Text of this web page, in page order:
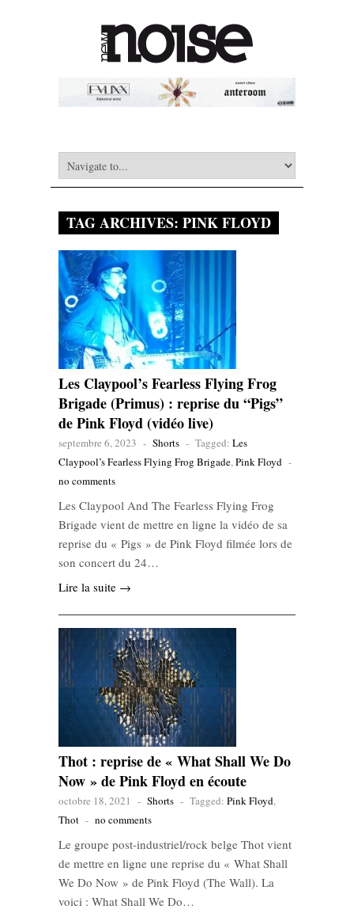
TAG ARCHIVES: PINK FLOYD
Les Claypool’s Fearless Flying Frog
Brigade (Primus) : reprise du “Pigs”
de Pink Floyd (vidéo live)
septembre 6, 2023 - Shorts - Tagged: Les
Claypool’s Fearless Flying Frog Brigade,Pink Floyd -
no comments
Les Claypool And The Fearless Flying Frog
Brigade vient de mettre en ligne la vidéo de sa
reprise du « Pigs » de Pink Floyd filmée lors de
son concert du 24…
Lire la suite →
Thot : reprise de « What Shall We Do
Now » de Pink Floyd en écoute
octobre 18, 2021 - Shorts - Tagged: Pink Floyd,
Thot - no comments
Le groupe post-industriel/rock belge Thot vient
de mettre en ligne une reprise du « What Shall
We Do Now » de Pink Floyd (The Wall). La
voici : What Shall We Do…